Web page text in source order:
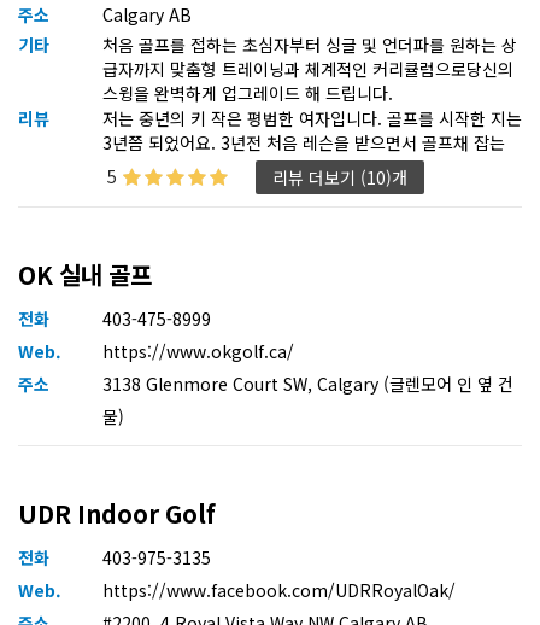
주소
Calgary AB
기타
처음 골프를 접하는 초심자부터 싱글 및 언더파를 원하는 상
급자까지 맞춤형 트레이닝과 체계적인 커리큘럼으로당신의
스윙을 완벽하게 업그레이드 해 드립니다.
리뷰
저는 중년의 키 작은 평범한 여자입니다. 골프를 시작한 지는
3년쯤 되었어요. 3년전 처음 레슨을 받으면서 골프채 잡는
법부터 배웠죠. 완전 왕초보였기 때문에 ‘골프가 이런 거구
나’ 하며 기본기를 익혔고, 레슨 후엔 스크린 골프에서 양파
최근에 이석완 프로님께 배우고 난 후 실력이 향상되었다는
말을 몇몇 분들께 듣고, 저도 다시 한번 도전해보고 싶어 레
슨을 시작하게 되었답니다. ​ 첫 레슨에선 제 몸 상태를 체크해
추천해주셨어요. 그리고 두 번째 시간부터 본격적으로 레슨
을 받았는데, 지금까지 제가 알고 있던 방식과는 전혀 다른
새로운 방법을 알려주시더라고요. ​ 덕분에 스크린에 가서 드
라이버를 쳐보니, 평균 90야드 나가던 게 이젠 50야드밖에
일간 연습했어요. ​ 그리고 어제 스크린 가서 연습해봤는데, 난
생 처음으로 170야드를 쳤어요! 평균도 140야드 정도 나오
더라고요. ​ 3년 동안 평균 90야드밖에 못 치던 제가, 단 한 번
의 레슨으로 이렇게 달라질 줄은 정말 몰랐어요. 갑자기 골프
가 훨씬 더 재미있어졌습니다! 아직은 레슨 한 번 받은 상태
5 리뷰 더보기 (10)개
OK 실내 골프
전화
403-475-8999
Web.
https://www.okgolf.ca/
주소
3138 Glenmore Court SW, Calgary (글렌모어 인 옆 건
물)
UDR Indoor Golf
전화
403-975-3135
Web.
https://www.facebook.com/UDRRoyalOak/